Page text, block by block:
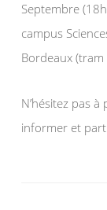
Septembre
campus
Bordeaux (tram
N’hésitez pas
informer et